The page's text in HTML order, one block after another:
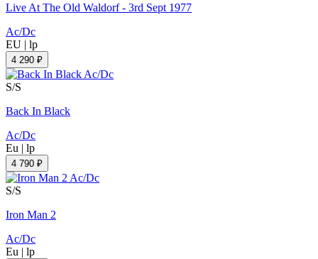
Live At The Old Waldorf - 3rd Sept 1977
Ac/Dc
EU | lp
4 290 ₽
S/S
Back In Black
Ac/Dc
Eu | lp
4 790 ₽
S/S
Iron Man 2
Ac/Dc
Eu | lp